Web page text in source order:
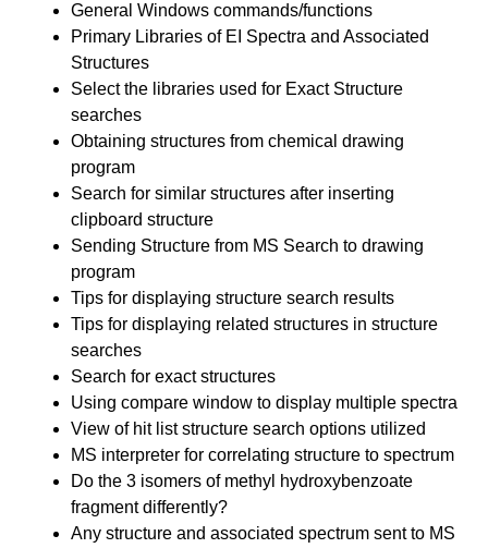
General Windows commands/functions
Primary Libraries of EI Spectra and Associated
Structures
Select the libraries used for Exact Structure
searches
Obtaining structures from chemical drawing
program
Search for similar structures after inserting
clipboard structure
Sending Structure from MS Search to drawing
program
Tips for displaying structure search results
Tips for displaying related structures in structure
searches
Search for exact structures
Using compare window to display multiple spectra
View of hit list structure search options utilized
MS interpreter for correlating structure to spectrum
Do the 3 isomers of methyl hydroxybenzoate
fragment differently?
Any structure and associated spectrum sent to MS